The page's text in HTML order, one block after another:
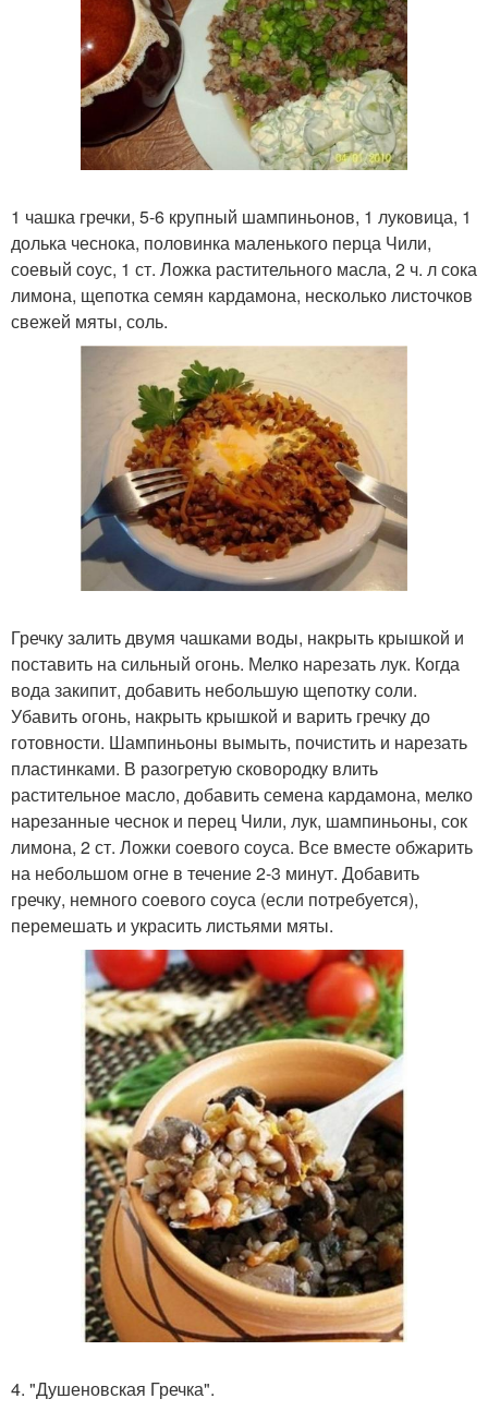
1 чашка гречки, 5-6 крупный шампиньонов, 1 луковица, 1
долька чеснока, половинка маленького перца Чили,
соевый соус, 1 ст. Ложка растительного масла, 2 ч. л сока
лимона, щепотка семян кардамона, несколько листочков
свежей мяты, соль.
Гречку залить двумя чашками воды, накрыть крышкой и
поставить на сильный огонь. Мелко нарезать лук. Когда
вода закипит, добавить небольшую щепотку соли.
Убавить огонь, накрыть крышкой и варить гречку до
готовности. Шампиньоны вымыть, почистить и нарезать
пластинками. В разогретую сковородку влить
растительное масло, добавить семена кардамона, мелко
нарезанные чеснок и перец Чили, лук, шампиньоны, сок
лимона, 2 ст. Ложки соевого соуса. Все вместе обжарить
на небольшом огне в течение 2-3 минут. Добавить
гречку, немного соевого соуса (если потребуется),
перемешать и украсить листьями мяты.
4. "Душеновская Гречка".